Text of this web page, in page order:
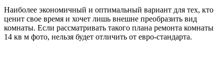
Наиболее экономичный и оптимальный вариант для тех, кто
ценит свое время и хочет лишь внешне преобразить вид
комнаты. Если рассматривать такого плана ремонта комнаты
14 кв м фото, нельзя будет отличить от евро-стандарта.